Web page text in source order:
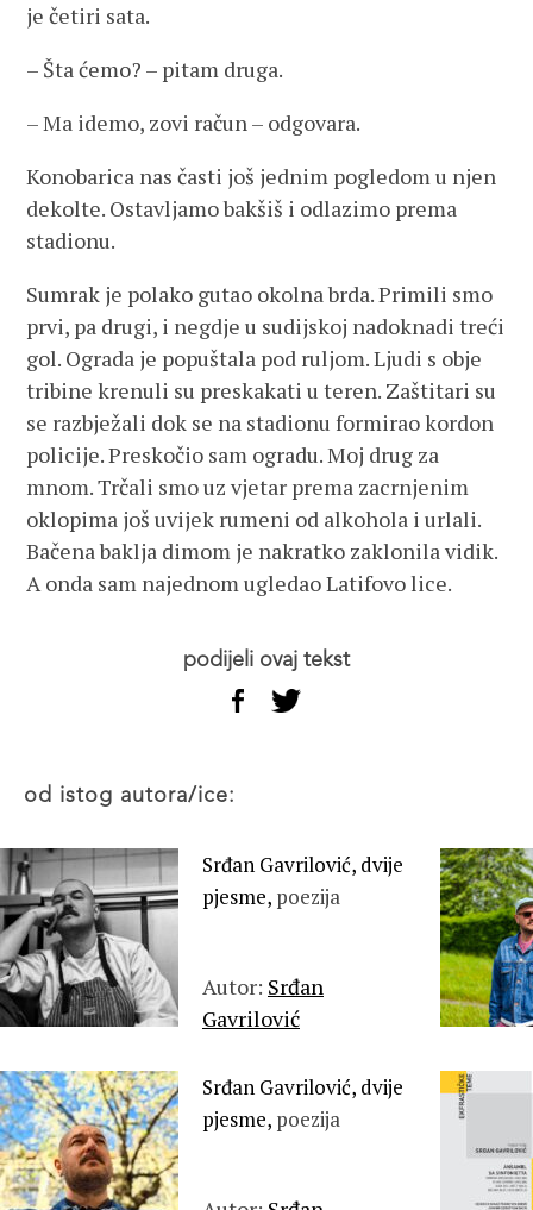
je četiri sata.
– Šta ćemo? – pitam druga.
– Ma idemo, zovi račun – odgovara.
Konobarica nas časti još jednim pogledom u njen
dekolte. Ostavljamo bakšiš i odlazimo prema
stadionu.
Sumrak je polako gutao okolna brda. Primili smo
prvi, pa drugi, i negdje u sudijskoj nadoknadi treći
gol. Ograda je popuštala pod ruljom. Ljudi s obje
tribine krenuli su preskakati u teren. Zaštitari su
se razbježali dok se na stadionu formirao kordon
policije. Preskočio sam ogradu. Moj drug za
mnom. Trčali smo uz vjetar prema zacrnjenim
oklopima još uvijek rumeni od alkohola i urlali.
Bačena baklja dimom je nakratko zaklonila vidik.
A onda sam najednom ugledao Latifovo lice.
podijeli ovaj tekst
od istog autora/ice:
Srđan Gavrilović, dvije
pjesme, poezija
Autor: Srđan
Gavrilović
Srđan Gavrilović, dvije
pjesme, poezija